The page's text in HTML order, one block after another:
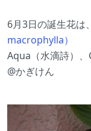
6月3日の誕生花は、
macrophylla）
Aqua（水滴詩）、
@かぎけん